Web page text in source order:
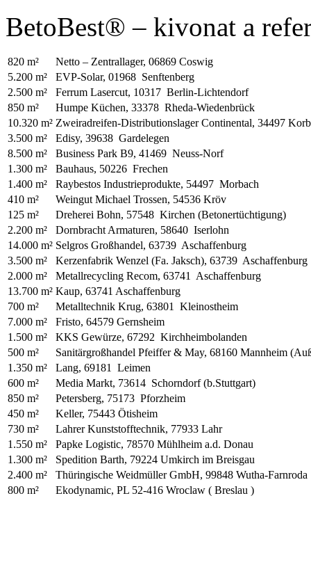
BetoBest® – kivonat a
820 m²
Netto – Zentrallager, 06869 Coswig
5.200 m²
EVP-Solar, 01968 Senftenberg
2.500 m²
Ferrum Lasercut, 10317 Berlin-Lichtendorf
850 m²
Humpe Küchen, 33378 Rheda-Wiedenbrück
10.320 m² Zweiradreifen-Distributionslager Continental, 34497
3.500 m²
Edisy, 39638 Gardelegen
8.500 m²
Business Park B9, 41469 Neuss-Norf
1.300 m²
Bauhaus, 50226 Frechen
1.400 m²
Raybestos Industrieprodukte, 54497 Morbach
410 m²
Weingut Michael Trossen, 54536 Kröv
125 m²
Dreherei Bohn, 57548 Kirchen (Betonertüchtigung)
2.200 m²
Dornbracht Armaturen, 58640 Iserlohn
14.000 m² Selgros Großhandel, 63739 Aschaffenburg
3.500 m²
Kerzenfabrik Wenzel (Fa. Jaksch), 63739 Aschaffenburg
2.000 m²
Metallrecycling Recom, 63741 Aschaffenburg
13.700 m² Kaup, 63741 Aschaffenburg
700 m²
Metalltechnik Krug, 63801 Kleinostheim
7.000 m²
Fristo, 64579 Gernsheim
1.500 m²
KKS Gewürze, 67292 Kirchheimbolanden
500 m²
Sanitärgroßhandel Pfeiffer & May, 68160 Mannheim
1.350 m²
Lang, 69181 Leimen
600 m²
Media Markt, 73614 Schorndorf (b.Stuttgart)
850 m²
Petersberg, 75173 Pforzheim
450 m²
Keller, 75443 Ötisheim
730 m²
Lahrer Kunststofftechnik, 77933 Lahr
1.550 m²
Papke Logistic, 78570 Mühlheim a.d. Donau
1.300 m²
Spedition Barth, 79224 Umkirch im Breisgau
2.400 m²
Thüringische Weidmüller GmbH, 99848 Wutha-Farnroda
800 m²
Ekodynamic, PL 52-416 Wroclaw ( Breslau )